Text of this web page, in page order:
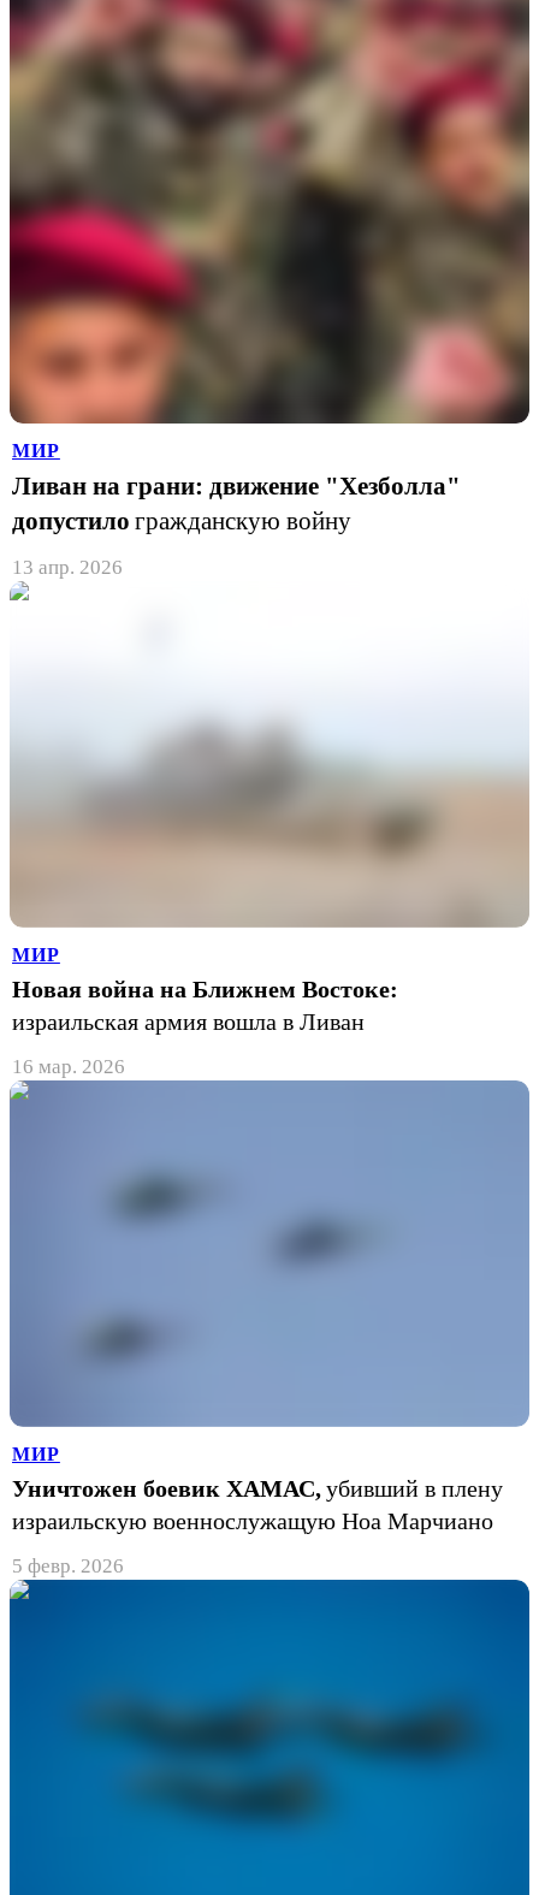
МИР
Ливан на грани: движение "Хезболла"
допустило гражданскую войну
13 апр. 2026
МИР
Новая война на Ближнем Востоке:
израильская армия вошла в Ливан
16 мар. 2026
МИР
Уничтожен боевик ХАМАС,убивший в плену
израильскую военнослужащую Ноа Марчиано
5 февр. 2026